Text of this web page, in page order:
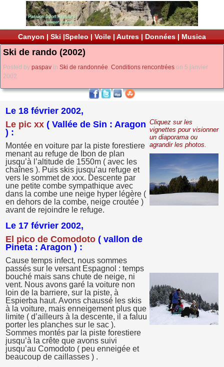
Canyon | Ski |Speleo | Voile | Autres | Données | Musica
Ski de rando (2002)
Posted by paspav in Ski de randonnée, Conditions rencontrées on 5 janvier
2002
Le 18 février 2002,
Le pic xx ( Vallée de Sin : Aragon
) :
Montée en voiture par la piste forestiere
menant au refuge de Ibon de plan
jusqu’à l’altitude de 1550m ( avec les
chaînes ). Puis skis jusqu’au refuge et
vers le sommet de xxx. Descente par
une petite combe sympathique avec
dans la combe une neige hyper légère (
en dehors de la combe, neige croutée )
avant de rejoindre le refuge.
Cliquez sur les
vignettes pour visionner
un diaporama ou
agrandir les photos.
Le 17 février 2002,
El pico de Comodoto ( vallon de
Pineta : Aragon ) :
Cause temps infect, nous sommes
passés sur le versant Espagnol : temps
bouché mais sans chute de neige, ni
vent. Nous avons garé la voiture non
loin de la barriere, sur la piste, à
Espierba haut. Avons chaussé les skis
à la voiture, mais enneigement plus que
limite ( d’ailleurs à la descente, il a faluu
porter les planches sur le sac ).
Sommes montés par la piste forestiere
jusqu’à la crête que avons suivi
jusqu’au Comodoto ( peu enneigée et
beaucoup de caillasses ) .